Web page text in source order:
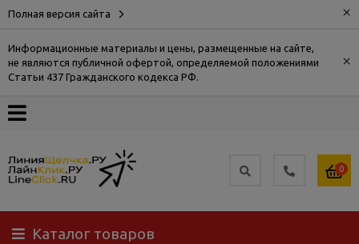
Полная версия сайта ×
Информационные материалы и цены, размещенные на сайте,
не являются публичной офертой, определяемой положениями
Статьи 437 Гражданского кодекса РФ.
×
О
Доставка
Самовывоз
0
Каталог товаров